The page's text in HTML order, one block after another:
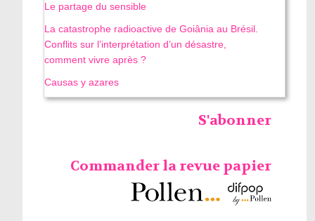
Le partage du sensible
La catastrophe radioactive de Goiânia au Brésil.
Conflits sur l’interprétation d’un désastre,
comment vivre après ?
Causas y azares
S'abonner
Commander la revue papier